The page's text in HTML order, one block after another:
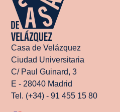
Casa de Velázquez
Ciudad Universitaria
C/ Paul Guinard, 3
E - 28040 Madrid
Tel. (+34) - 91 455 15 80